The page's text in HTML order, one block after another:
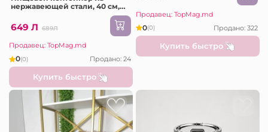
нержавеющей стали, 40 см,
649 Л 689Л
Продавец: TopMag.md
0(0) Продано: 24
Купить быстро
Продавец: TopMag.md
0(0) Продано: 322
Купить быстро